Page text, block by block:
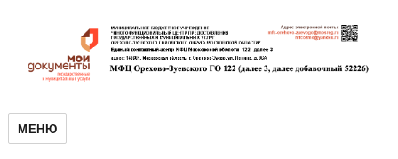
МЕНЮ